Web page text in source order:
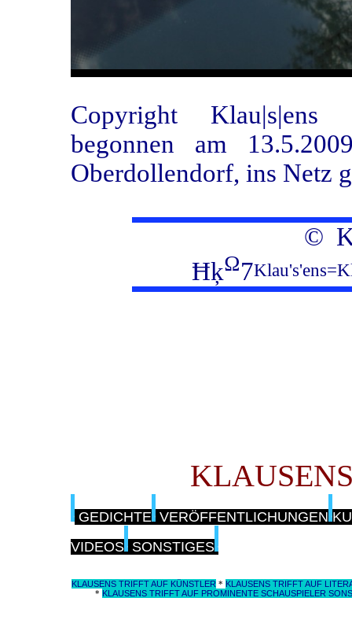
Copyright Klau|s|ens
begonnen am
Oberdollendorf, ins Netz
©
ĦķΩ7
GEDICHTE VERÖFFENTLICHUNGEN
VIDEOS SONSTIGES
KLAUSENS TRIFFT AUF KÜNSTLER * KLAUSENS TRIFFT AUF
* KLAUSENS TRIFFT AUF PROMINENTE SCHAUSPIELER